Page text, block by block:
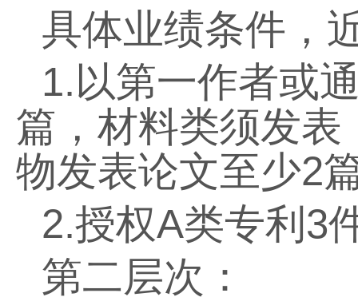
具体业绩条件，
1.以第一作者或
篇，材料类须发表
物发表论文至少2
2.授权A类专利 3
第二层次：